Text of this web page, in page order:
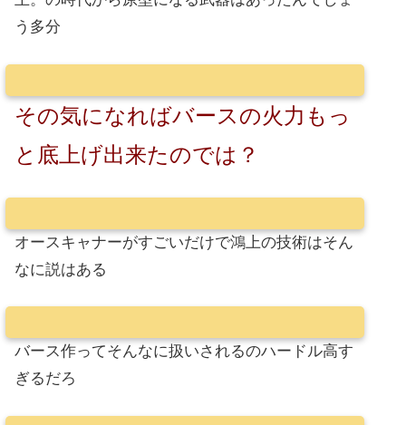
う多分
その気になればバースの火力もっ
と底上げ出来たのでは？
オースキャナーがすごいだけで鴻上の技術はそん
なに説はある
バース作ってそんなに扱いされるのハードル高す
ぎるだろ